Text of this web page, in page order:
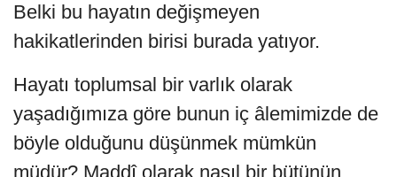
Belki bu hayatın değişmeyen
hakikatlerinden birisi burada yatıyor.
Hayatı toplumsal bir varlık olarak
yaşadığımıza göre bunun iç âlemimizde de
böyle olduğunu düşünmek mümkün
müdür? Maddî olarak nasıl bir bütünün